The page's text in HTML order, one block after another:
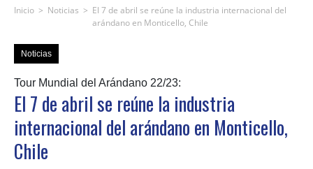
Inicio > Noticias > El 7 de abril se reúne la industria internacional del
arándano en Monticello, Chile
Noticias
Tour Mundial del Arándano 22/23:
El 7 de abril se reúne la industria
internacional del arándano en Monticello,
Chile